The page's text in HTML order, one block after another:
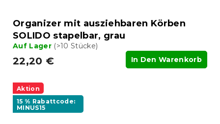
Organizer mit ausziehbaren Körben
SOLIDO stapelbar, grau
Auf Lager (>10 Stücke)
22,20 € In Den Warenkorb
Aktion
15 % Rabattcode:
MINUS15